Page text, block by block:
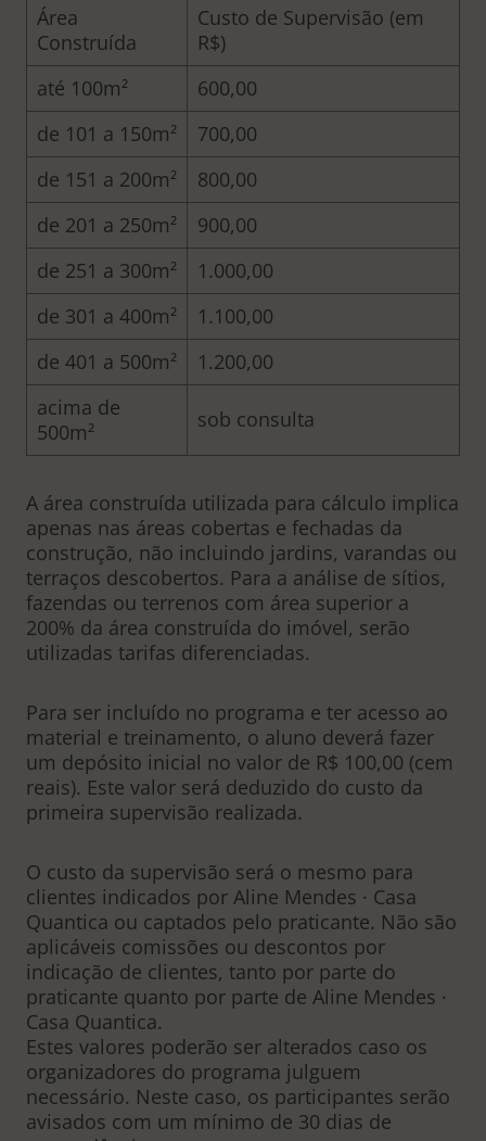
Área
Construída
Custo de Supervisão (em
R$)
até 100m²
600,00
de 101 a 150m²
700,00
de 151 a 200m²
800,00
de 201 a 250m²
900,00
de 251 a 300m²
1.000,00
de 301 a 400m²
1.100,00
de 401 a 500m²
1.200,00
acima de
500m²
sob consulta
A área construída utilizada para cálculo implica
apenas nas áreas cobertas e fechadas da
construção, não incluindo jardins, varandas ou
terraços descobertos. Para a análise de sítios,
fazendas ou terrenos com área superior a
200% da área construída do imóvel, serão
utilizadas tarifas diferenciadas.
Para ser incluído no programa e ter acesso ao
material e treinamento, o aluno deverá fazer
um depósito inicial no valor de R$ 100,00 (cem
reais). Este valor será deduzido do custo da
primeira supervisão realizada.
O custo da supervisão será o mesmo para
clientes indicados por Aline Mendes · Casa
Quantica ou captados pelo praticante. Não são
aplicáveis comissões ou descontos por
indicação de clientes, tanto por parte do
praticante quanto por parte de Aline Mendes ·
Casa Quantica.
Estes valores poderão ser alterados caso os
organizadores do programa julguem
necessário. Neste caso, os participantes serão
avisados com um mínimo de 30 dias de